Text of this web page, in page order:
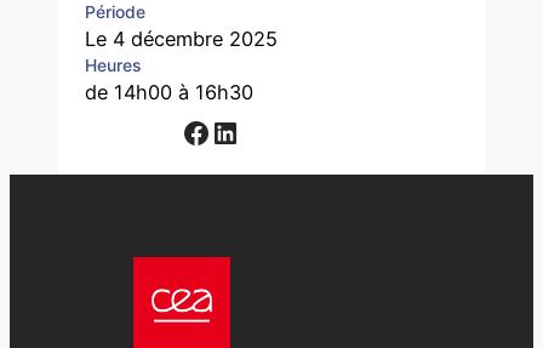
Période
Le 4 décembre 2025
Heures
de 14h00 à 16h30
Facebook LinkedIn